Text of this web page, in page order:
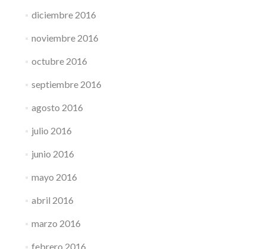
diciembre 2016
noviembre 2016
octubre 2016
septiembre 2016
agosto 2016
julio 2016
junio 2016
mayo 2016
abril 2016
marzo 2016
febrero 2016